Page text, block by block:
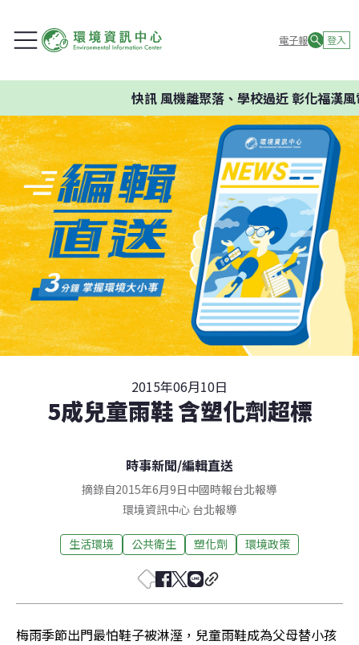
電子報 登入
快訊風機離聚落、學校過近 彰化福漢風
2015年06月10日
5成兒童雨鞋 含塑化劑超標
時事新聞/編輯直送
摘錄自2015年6月9日中國時報台北報導
環境資訊中心 台北報導
生活環境 公共衛生 塑化劑 環境政策
梅雨季節出門最怕鞋子被淋溼，兒童雨鞋成為父母替小孩